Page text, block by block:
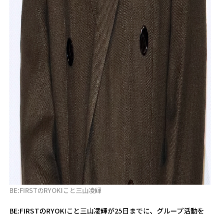
BE:FIRSTのRYOKIこと三山凌輝
BE:FIRSTのRYOKIこと三山凌輝が25日までに、グループ活動を